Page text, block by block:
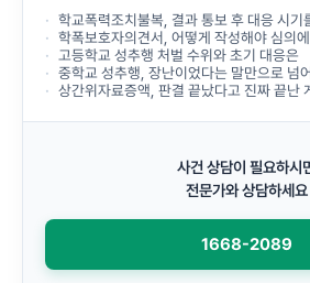
학교폭력조치불복, 결과 통보 후 대응 시기
학폭보호자의견서, 어떻게 작성해야 심의
고등학교 성추행 처벌 수위와 초기 대응은
중학교 성추행, 장난이었다는 말만으로 넘
상간위자료증액, 판결 끝났다고 진짜 끝난
사건 상담이 필요하시
전문가와 상담하세요
1668-2089